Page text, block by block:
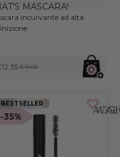
MASCARA!
incurvante ad alta
€19.00
BESTSELLER
-35%
AGGIUNGI